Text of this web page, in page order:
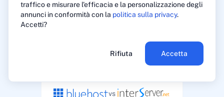
traffico e misurare l'efficacia e la personalizzazione degli
annunci in conformità con la politica sulla privacy.
Accetti?
Rifiuta Accetta
vs
vs
vs